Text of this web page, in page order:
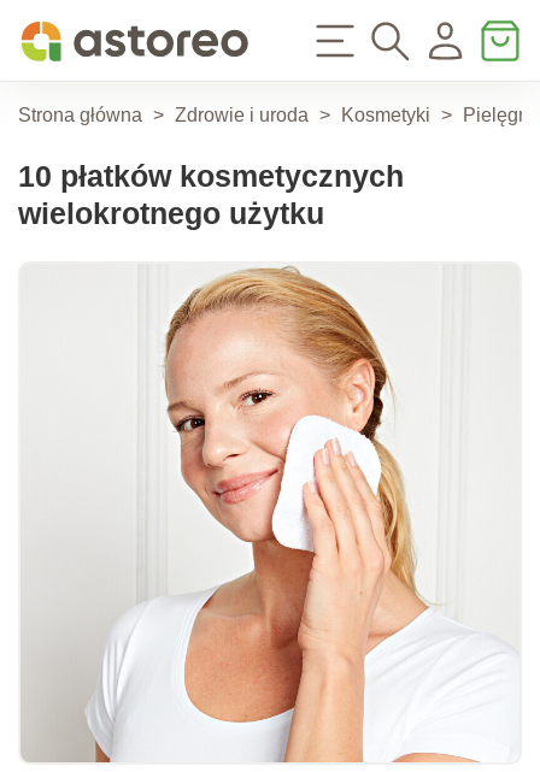
Strona główna > Zdrowie i uroda > Kosmetyki >
10 płatków kosmetycznych
wielokrotnego użytku